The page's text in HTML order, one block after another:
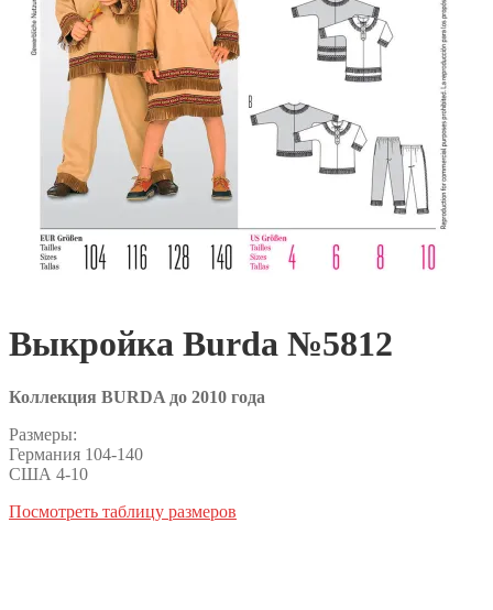
Выкройка Burda №5812
Коллекция BURDA до 2010 года
Размеры:
Германия 104-140
США 4-10
Посмотреть таблицу размеров